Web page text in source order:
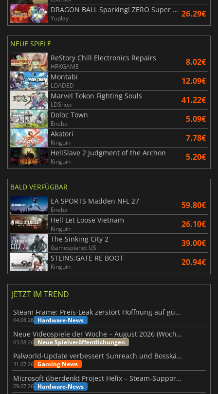
DRAGON BALL Sparking! ZERO Super Limit Breaking NEO
Yuplay 26.29€
NEUE SPIELE
ReStory Chill Electronics Repairs
HRKGAME 8.02€
Montabi
LOADED 12.09€
Marvel Tokon Fighting Souls
LDShop 41.22€
Doloc Town
Eneba 5.09€
Akatori
Kinguin 7.78€
HellSlave 2 Judgment of the Archon
Kinguin 5.20€
BALD VERFÜGBAR
EA SPORTS Madden NFL 27
Eneba 59.80€
Hell Let Loose Vietnam
Kinguin 26.10€
The Sinking City 2
Gamesplanet US 39.00€
STEINS;GATE RE BOOT
Kinguin 20.94€
JETZT IM TREND
Steam Frame: Preis-Leak zerstört Hoffnung auf günstiges VR-Headset
04.08.26 Hardware-News
Neue Videospiele der Woche – August 2026 (Woche 32)
03.08.26 Neue Spielveröffentlichungen
Palworld-Update verbessert Sunreach und Bosskämpfe deutlich
31.07.26 Gaming News
Microsoft überdenkt Project Helix – Steam-Support gefährdet
29.07.26 Hardware-News